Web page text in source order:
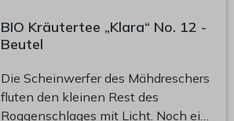
BIO Kräutertee „Klara“ No. 12 -
Beutel
Die Scheinwerfer des Mähdreschers
fluten den kleinen Rest des
Roggenschlages mit Licht. Noch ein